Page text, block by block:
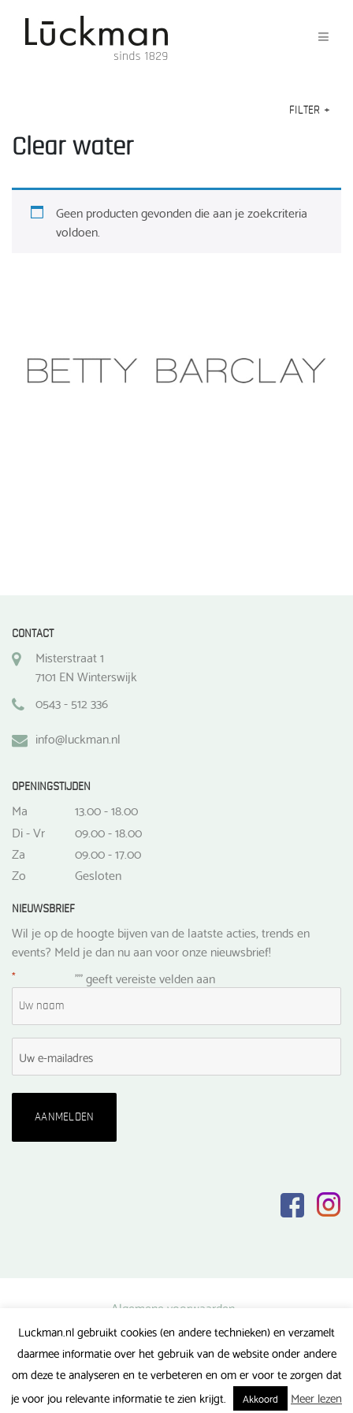
FILTER +
Clear water
Geen producten gevonden die aan je zoekcriteria
voldoen.
CONTACT
Misterstraat 1
7101 EN Winterswijk
0543 - 512 336
info@luckman.nl
OPENINGSTIJDEN
Ma
13.00 - 18.00
Di - Vr
09.00 - 18.00
Za
09.00 - 17.00
Zo
Gesloten
NIEUWSBRIEF
Wil je op de hoogte bijven van de laatste acties, trends en
events? Meld je dan nu aan voor onze nieuwsbrief!
"
* " geeft vereiste velden aan
Algemene voorwaarden
Privacy verklaring
Veel gestelde vragen
Luckman.nl gebruikt cookies (en andere technieken) en verzamelt
daarmee informatie over het gebruik van de website onder andere
om deze te analyseren en te verbeteren en om er voor te zorgen dat
je voor jou relevante informatie te zien krijgt.
Akkoord Meer lezen